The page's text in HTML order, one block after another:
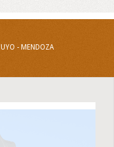
- MENDOZA